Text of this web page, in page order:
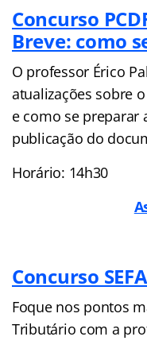
Concurso
Breve: como
O professor Érico
atualizações sobre
e como se preparar
publicação do
Horário: 14h30
Concurso
Foque nos pontos
Tributário com a